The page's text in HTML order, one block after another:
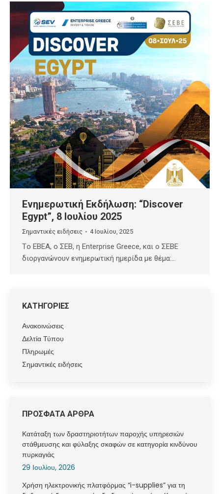
Ενημερωτική Εκδήλωση: “Discover
Egypt”, 8 Ιουλίου 2025
Σημαντικές ειδήσεις 4 Ιουλίου, 2025
Tο ΕΒΕΑ, o ΣΕΒ, η Enterprise Greece, και ο ΣΕΒΕ
διοργανώνουν ενημερωτική ημερίδα με θέμα:…
ΚΑΤΗΓΟΡΙΕΣ
Ανακοινώσεις
Δελτία Τύπου
Πληρωμές
Σημαντικές ειδήσεις
ΠΡΟΣΦΑΤΑ ΑΡΘΡΑ
Κατάταξη των δραστηριοτήτων παροχής υπηρεσιών
στάθμευσης και φύλαξης σκαφών σε κατηγορία κινδύνου
πυρκαγιάς
29 Ιουλίου, 2026
Χρήση ηλεκτρονικής πλατφόρμας “i-supplies” για τη